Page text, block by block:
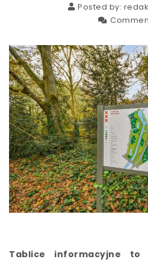
Posted by:
Tablice informacyjne to